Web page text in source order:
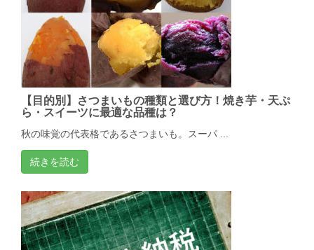
【目的別】さつまいもの種類と選び方！焼き芋・天ぷ
ら・スイーツに最適な品種は？
秋の味覚の代表格であるさつまいも。スーパ ...
続きを読む